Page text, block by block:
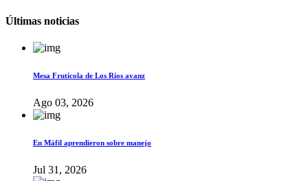
Últimas noticias
Mesa Frutícola de Los Ríos avanz
Ago 03, 2026
En Máfil aprendieron sobre manejo
Jul 31, 2026